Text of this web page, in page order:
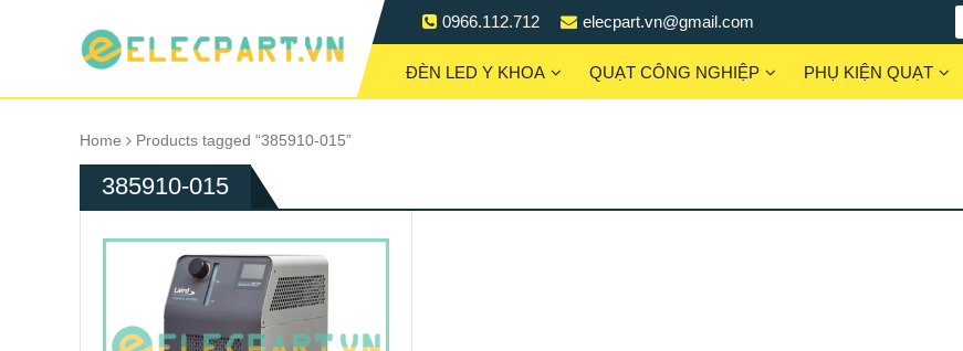
0966.112.712 elecpart.vn@gmail.com
ĐÈN LED Y KHOA QUẠT CÔNG NGHIỆP PHỤ KIỆN QUẠT
Home Products tagged “385910-015”
385910-015